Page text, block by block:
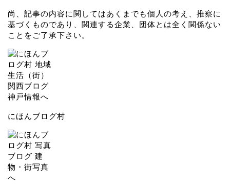
尚、記事の内容に関してはあくまでも個人の考え、推察に
基づくものであり、関連する企業、団体とは全く関係ない
ことをご了承下さい。
にほんブログ村